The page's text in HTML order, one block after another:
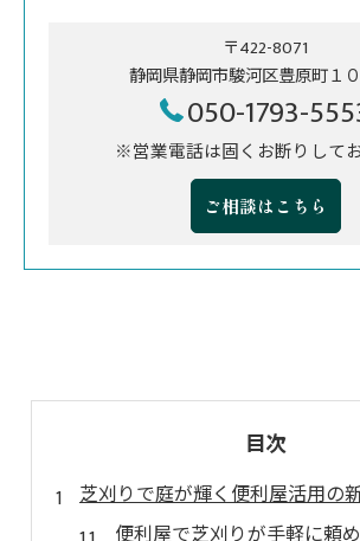
〒422-8071
静岡県静岡市駿河区豊原町１
050-1793-
※営業電話は固くお断りして
ご相談はこちら
目次
芝刈りで庭が輝く便利屋活用の